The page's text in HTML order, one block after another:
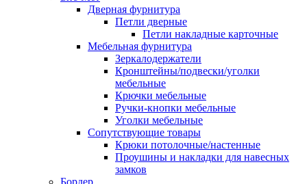
Дверная фурнитура
Петли дверные
Петли накладные карточные
Мебельная фурнитура
Зеркалодержатели
Кронштейны/подвески/уголки
мебельные
Крючки мебельные
Ручки-кнопки мебельные
Уголки мебельные
Сопутствующие товары
Крюки потолочные/настенные
Проушины и накладки для навесных
замков